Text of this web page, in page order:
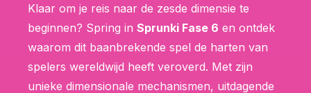
Klaar om je reis naar de zesde dimensie te
beginnen? Spring in Sprunki Fase 6 en ontdek
waarom dit baanbrekende spel de harten van
spelers wereldwijd heeft veroverd. Met zijn
unieke dimensionale mechanismen, uitdagende